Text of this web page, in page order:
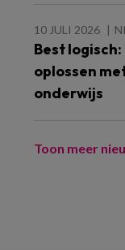
10 JULI 2026
Best
oplossen
onderwijs
Toon meer